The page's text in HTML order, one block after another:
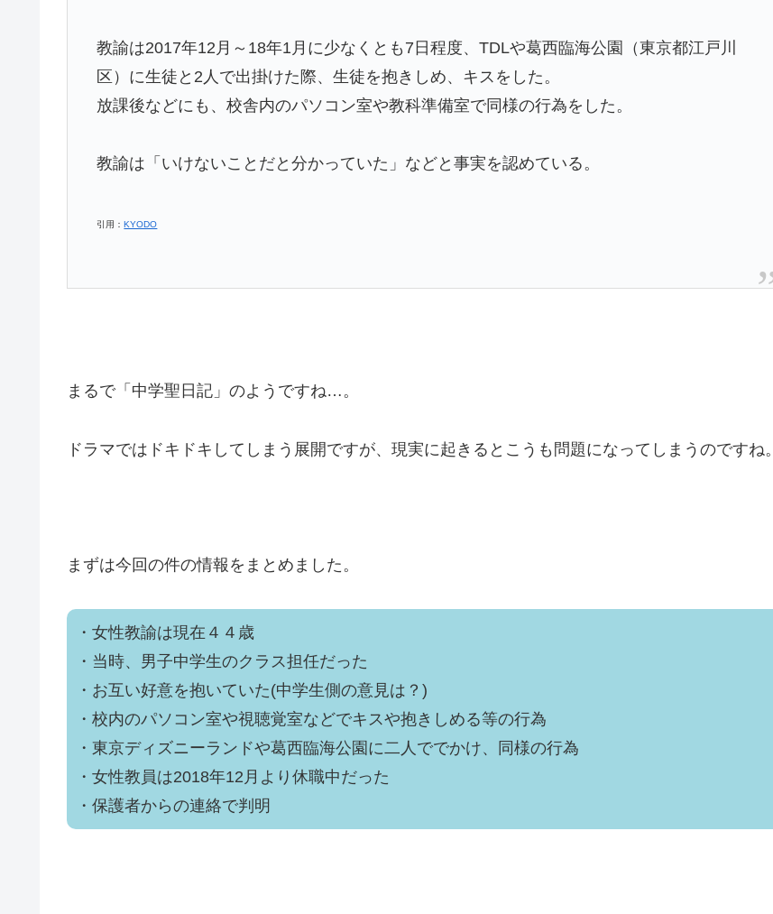
教諭は2017年12月～18年1月に少なくとも7日程度、TDLや葛西臨海公園（東京都江戸川
区）に生徒と2人で出掛けた際、生徒を抱きしめ、キスをした。
放課後などにも、校舎内のパソコン室や教科準備室で同様の行為をした。
教諭は「いけないことだと分かっていた」などと事実を認めている。
引用：KYODO
まるで「中学聖日記」のようですね…。
ドラマではドキドキしてしまう展開ですが、現実に起きるとこうも問題になってしまうのですね。
まずは今回の件の情報をまとめました。
・女性教諭は現在４４歳
・当時、男子中学生のクラス担任だった
・お互い好意を抱いていた(中学生側の意見は？)
・校内のパソコン室や視聴覚室などでキスや抱きしめる等の行為
・東京ディズニーランドや葛西臨海公園に二人ででかけ、同様の行為
・女性教員は2018年12月より休職中だった
・保護者からの連絡で判明